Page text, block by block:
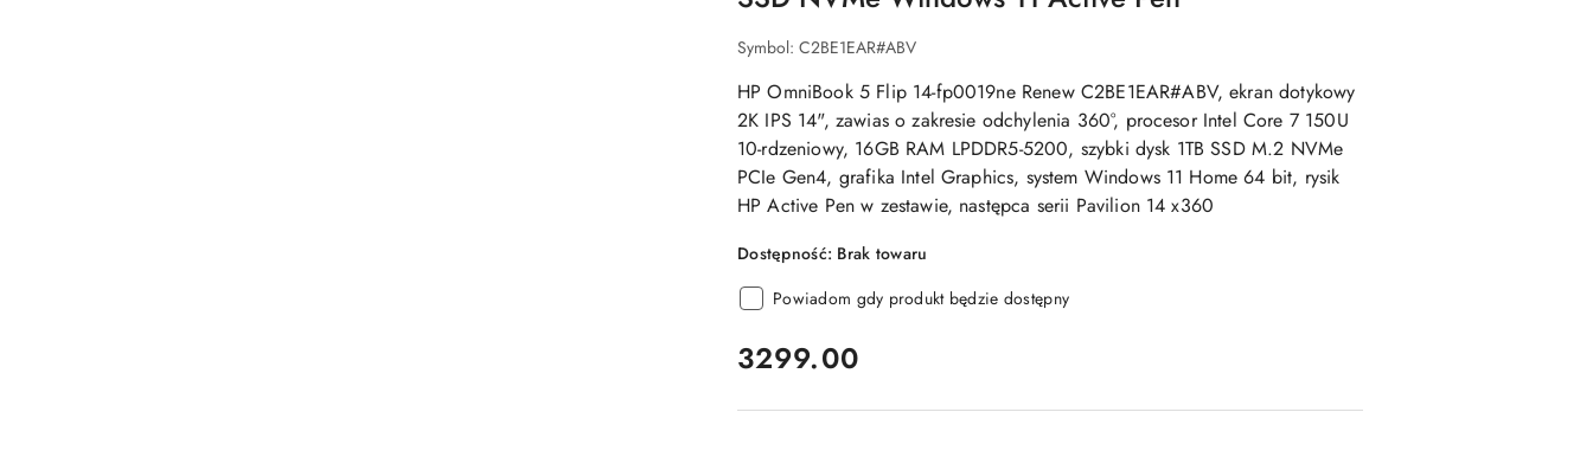
Symbol: C2BE1EAR#ABV
HP OmniBook 5 Flip 14-fp0019ne Renew C2BE1EAR#ABV, ekran dotykowy
2K IPS 14", zawias o zakresie odchylenia 360°, procesor Intel Core 7 150U
10-rdzeniowy, 16GB RAM LPDDR5-5200, szybki dysk 1TB SSD M.2 NVMe
PCIe Gen4, grafika Intel Graphics, system Windows 11 Home 64 bit, rysik
HP Active Pen w zestawie, następca serii Pavilion 14 x360
Dostępność: Brak towaru
Powiadom gdy produkt będzie dostępny
cena:
3299.00